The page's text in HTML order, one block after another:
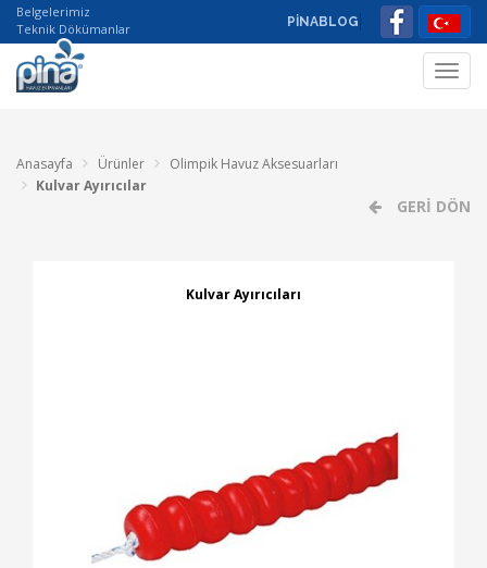
Belgelerimiz
Teknik Dökümanlar
PİNABLOG
Anasayfa Ürünler
Olimpik Havuz Aksesuarları
Kulvar Ayırıcılar
GERİ DÖN
Kulvar Ayırıcıları